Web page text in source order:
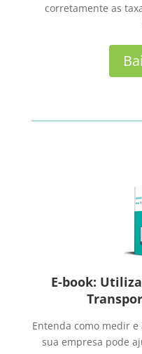
corretamente as
E-book:
Entenda como medir
sua empresa pode